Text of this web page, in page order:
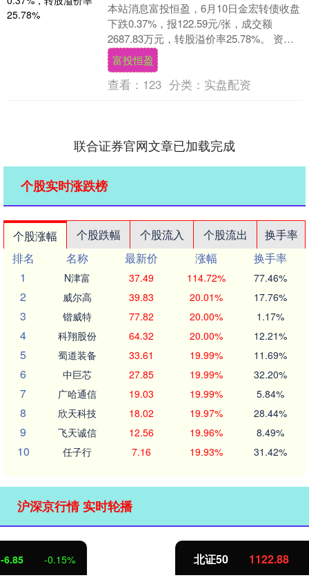
本站消息富投恒盈，6月10日金宏转债收盘
下跌0.37%，报122.59元/张，成交额
2687.83万元，转股溢价率25.78%。 资料
显示，金宏转债信用级别为“....
富投恒盈
查看： 123 分类： 实盘配资
联合证券官网文章已加载完成
个股实时涨跌榜
个股涨幅 个股跌幅 个股流入 个股流出
换手率
排名
名称 最新价 涨幅
换手率
1
N津富 37.49 114.72% 77.46%
2 威尔高 39.83 20.01% 17.76%
3 锴威特 77.82 20.00% 1.17%
4 科翔股份 64.32 20.00% 12.21%
5 蜀道装备 33.61 19.99% 11.69%
6 中巨芯 27.85 19.99% 32.20%
7 广哈通信 19.03 19.99% 5.84%
8 欣天科技 18.02 19.97% 28.44%
9 飞天诚信 12.56 19.96% 8.49%
10 任子行 7.16 19.93% 31.42%
沪深京行情 实时轮播
北证50 3.42 0.30%